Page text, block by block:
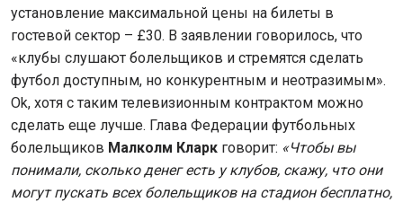
установление максимальной цены на билеты в
гостевой сектор – £30. В заявлении говорилось, что
«клубы слушают болельщиков и стремятся сделать
футбол доступным, но конкурентным и неотразимым».
Оk, хотя с таким телевизионным контрактом можно
сделать еще лучше. Глава Федерации футбольных
болельщиков Малколм Кларк говорит: «Чтобы вы
понимали, сколько денег есть у клубов, скажу, что они
могут пускать всех болельщиков на стадион бесплатно,